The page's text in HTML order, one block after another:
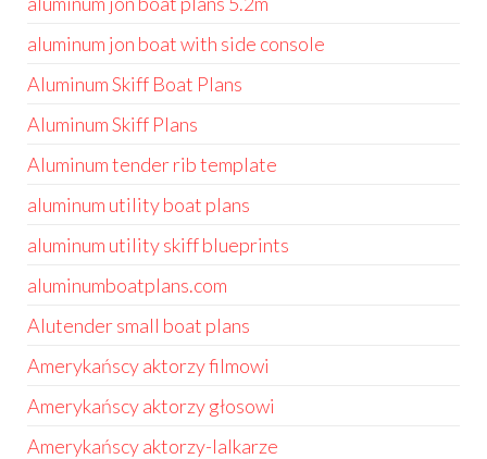
aluminum jon boat with side console
Aluminum Skiff Boat Plans
Aluminum Skiff Plans
Aluminum tender rib template
aluminum utility boat plans
aluminum utility skiff blueprints
aluminumboatplans.com
Alutender small boat plans
Amerykańscy aktorzy filmowi
Amerykańscy aktorzy głosowi
Amerykańscy aktorzy-lalkarze